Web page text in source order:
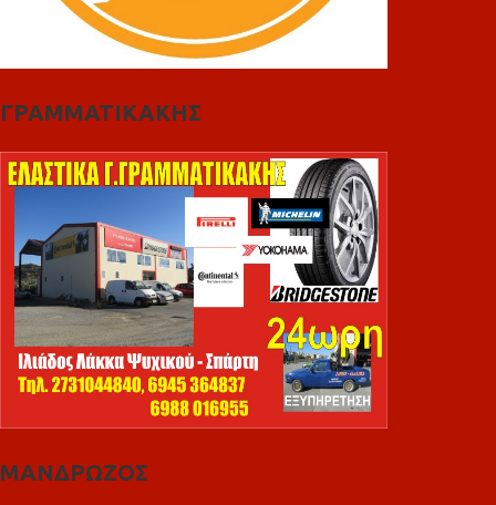
ΓΡΑΜΜΑΤΙΚΑΚΗΣ
ΜΑΝΔΡΩΖΟΣ